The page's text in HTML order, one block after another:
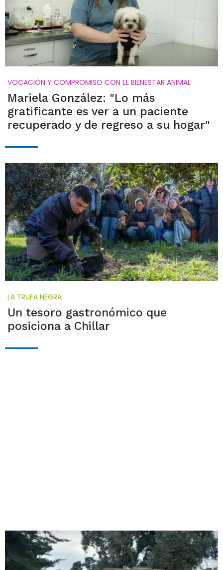
VOCACIÓN Y COMPROMISO CON EL BIENESTAR ANIMAL
Mariela González: "Lo más
gratificante es ver a un paciente
recuperado y de regreso a su hogar"
LA TRUFA NEGRA
Un tesoro gastronómico que
posiciona a Chillar